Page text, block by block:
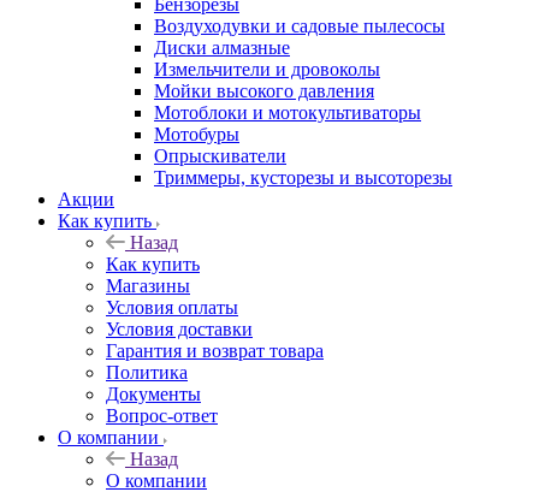
Бензорезы
Воздуходувки и садовые пылесосы
Диски алмазные
Измельчители и дровоколы
Мойки высокого давления
Мотоблоки и мотокультиваторы
Мотобуры
Опрыскиватели
Триммеры, кусторезы и высоторезы
Акции
Как купить
Назад
Как купить
Магазины
Условия оплаты
Условия доставки
Гарантия и возврат товара
Политика
Документы
Вопрос-ответ
О компании
Назад
О компании